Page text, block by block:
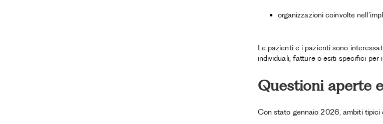
organizzazioni coinvolte
Le pazienti e i pazienti sono
individuali, fatture o esiti specifici per
Questioni aperte
Con stato gennaio 2026, ambiti tipici